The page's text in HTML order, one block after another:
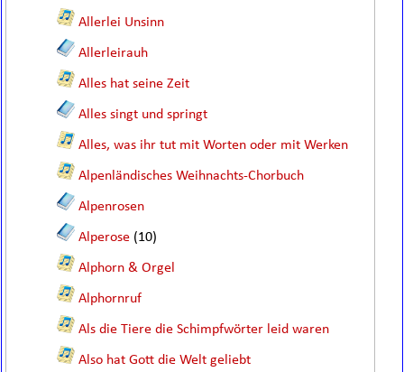
Allerlei Unsinn
Allerleirauh
Alles hat seine Zeit
Alles singt und springt
Alles, was ihr tut mit Worten oder mit Werken
Alpenländisches Weihnachts-Chorbuch
Alpenrosen
Alperose (10)
Alphorn & Orgel
Alphornruf
Als die Tiere die Schimpfwörter leid waren
Also hat Gott die Welt geliebt